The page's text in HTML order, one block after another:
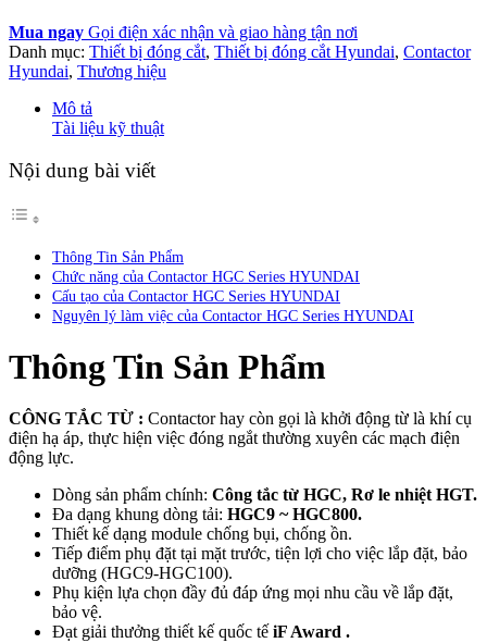
Mua ngay Gọi điện xác nhận và giao hàng tận nơi
Danh mục: Thiết bị đóng cắt, Thiết bị đóng cắt Hyundai, Contactor
Hyundai, Thương hiệu
Mô tả
Tài liệu kỹ thuật
Nội dung bài viết
Thông Tin Sản Phẩm
Chức năng của Contactor HGC Series HYUNDAI
Cấu tạo của Contactor HGC Series HYUNDAI
Nguyên lý làm việc của Contactor HGC Series HYUNDAI
Thông Tin Sản Phẩm
CÔNG TẮC TỪ : Contactor hay còn gọi là khởi động từ là khí cụ
điện hạ áp, thực hiện việc đóng ngắt thường xuyên các mạch điện
động lực.
Dòng sản phẩm chính: Công tắc từ HGC, Rơ le nhiệt HGT.
Đa dạng khung dòng tải: HGC9 ~ HGC800.
Thiết kế dạng module chống bụi, chống ồn.
Tiếp điểm phụ đặt tại mặt trước, tiện lợi cho việc lắp đặt, bảo
dưỡng (HGC9-HGC100).
Phụ kiện lựa chọn đầy đủ đáp ứng mọi nhu cầu về lắp đặt,
bảo vệ.
Đạt giải thưởng thiết kế quốc tế iF Award .